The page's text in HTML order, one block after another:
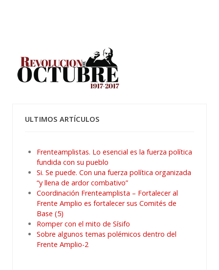
ULTIMOS ARTÍCULOS
Frenteamplistas. Lo esencial es la fuerza política
fundida con su pueblo
Si. Se puede. Con una fuerza política organizada
“y llena de ardor combativo”
Coordinación Frenteamplista – Fortalecer al
Frente Amplio es fortalecer sus Comités de
Base (5)
Romper con el mito de Sísifo
Sobre algunos temas polémicos dentro del
Frente Amplio-2